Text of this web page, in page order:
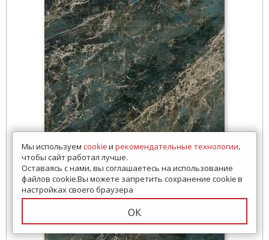
Мы используем cookieи рекомендательные технологии,
чтобы сайт работал лучше.
Оставаясь с нами, вы соглашаетесь на использование
файлов cookie.Вы можете запретить сохранение cookie в
настройках своего браузера
ОК